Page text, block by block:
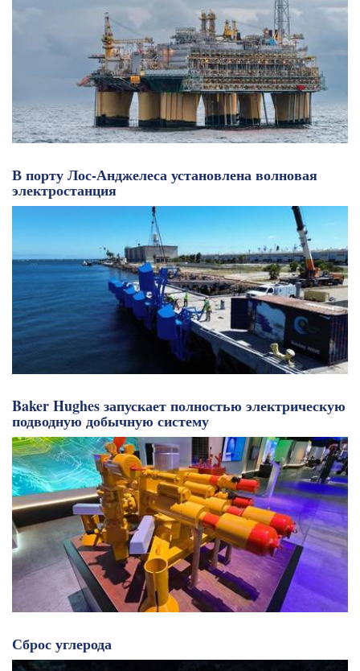
В порту Лос-Анджелеса установлена волновая
электростанция
Baker Hughes запускает полностью электрическую
подводную добычную систему
Сброс углерода